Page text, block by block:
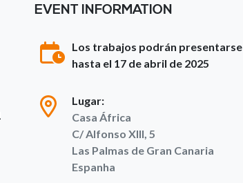
EVENT INFORMATION
Los trabajos podrán presentarse
hasta el 17 de abril de 2025
Lugar:
Casa África
C/ Alfonso XIII, 5
Las Palmas de Gran Canaria
Espanha